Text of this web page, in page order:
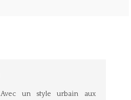
Avec un style urbain aux